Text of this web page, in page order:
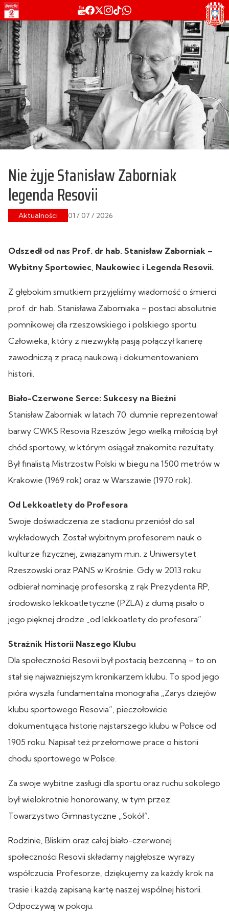
Nie żyje Stanisław Zaborniak
legenda Resovii
Aktualności 01 / 07 / 2026
Odszedł od nas Prof. dr hab. Stanisław Zaborniak –
Wybitny Sportowiec, Naukowiec i Legenda Resovii.
Z głębokim smutkiem przyjęliśmy wiadomość o śmierci
prof. dr. hab. Stanisława Zaborniaka – postaci absolutnie
pomnikowej dla rzeszowskiego i polskiego sportu.
Człowieka, który z niezwykłą pasją połączył karierę
zawodniczą z pracą naukową i dokumentowaniem
historii.
Biało-Czerwone Serce: Sukcesy na Bieżni
Stanisław Zaborniak w latach 70. dumnie reprezentował
barwy CWKS Resovia Rzeszów. Jego wielką miłością był
chód sportowy, w którym osiągał znakomite rezultaty.
Był finalistą Mistrzostw Polski w biegu na 1500 metrów w
Krakowie (1969 rok) oraz w Warszawie (1970 rok).
Od Lekkoatlety do Profesora
Swoje doświadczenia ze stadionu przeniósł do sal
wykładowych. Został wybitnym profesorem nauk o
kulturze fizycznej, związanym m.in. z Uniwersytet
Rzeszowski oraz PANS w Krośnie. Gdy w 2013 roku
odbierał nominację profesorską z rąk Prezydenta RP,
środowisko lekkoatletyczne (PZLA) z dumą pisało o
jego pięknej drodze „od lekkoatlety do profesora”.
Strażnik Historii Naszego Klubu
Dla społeczności Resovii był postacią bezcenną – to on
stał się najważniejszym kronikarzem klubu. To spod jego
pióra wyszła fundamentalna monografia „Zarys dziejów
klubu sportowego Resovia”, pieczołowicie
dokumentująca historię najstarszego klubu w Polsce od
1905 roku. Napisał też przełomowe prace o historii
chodu sportowego w Polsce.
Za swoje wybitne zasługi dla sportu oraz ruchu sokolego
był wielokrotnie honorowany, w tym przez
Towarzystwo Gimnastyczne „Sokół”.
Rodzinie, Bliskim oraz całej biało-czerwonej
społeczności Resovii składamy najgłębsze wyrazy
współczucia. Profesorze, dziękujemy za każdy krok na
trasie i każdą zapisaną kartę naszej wspólnej historii.
Odpoczywaj w pokoju.